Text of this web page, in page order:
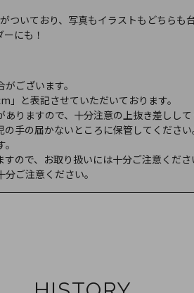
いており、写真もイラストもどちらも
にも！
ございます。
と表記させていただいております。
りますので、十分注意の上抜き差しして
手の届かないところに保管してください
ので、お取り扱いには十分ご注意くださ
ご注意ください。